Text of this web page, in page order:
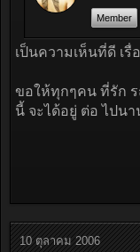
Member
เป็นความเห็นที่ดี เรื่
ขอให้ทุกๆคน ที่รัก
นี้ จะได้อยู่ ต่อ ไปนา
10 ตุลาคม 2006